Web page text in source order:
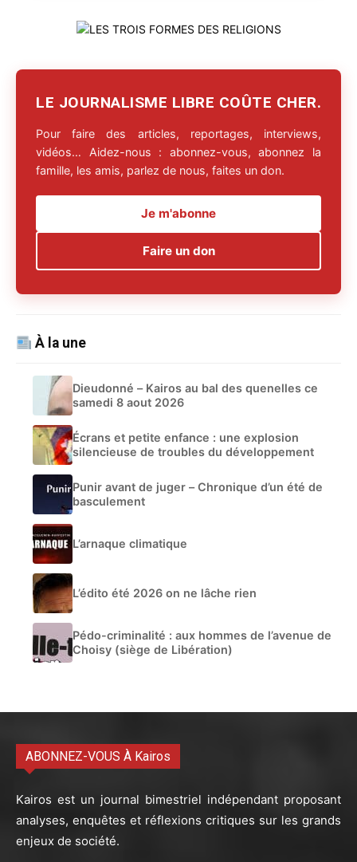
LE JOURNALISME LIBRE COÛTE CHER.
Pour faire des articles, reportages, interviews,
vidéos… Aidez-nous : abonnez-vous, abonnez la
famille, les amis, parlez de nous, faites un don.
Je m'abonne
Faire un don
À la une
Dieudonné – Kairos au bal des quenelles ce
samedi 8 aout 2026
Écrans et petite enfance : une explosion
silencieuse de troubles du développement
Punir avant de juger – Chronique d’un été de
basculement
L’arnaque climatique
L’édito été 2026 on ne lâche rien
Pédo-criminalité : aux hommes de l’avenue de
Choisy (siège de Libération)
ABONNEZ-VOUS À Kairos
Kairos est un journal bimestriel indépendant proposant
analyses, enquêtes et réflexions critiques sur les grands
enjeux de société.